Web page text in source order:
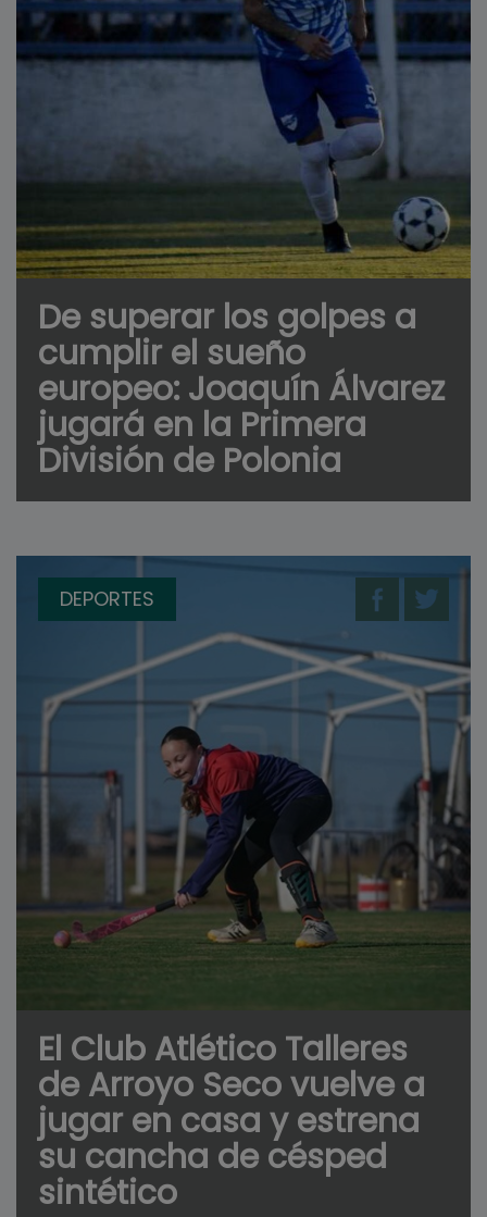
De superar los golpes a
cumplir el sueño
europeo: Joaquín Álvarez
jugará en la Primera
División de Polonia
DEPORTES
El Club Atlético Talleres
de Arroyo Seco vuelve a
jugar en casa y estrena
su cancha de césped
sintético